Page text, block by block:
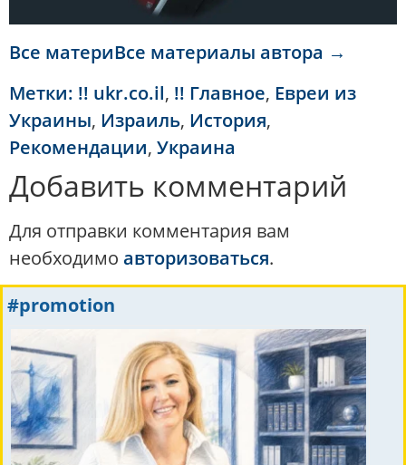
Все материВсе материалы автора →
Метки: !! ukr.co.il, !! Главное, Евреи из
Украины, Израиль, История,
Рекомендации, Украина
Добавить комментарий
Для отправки комментария вам
необходимо авторизоваться.
#promotion